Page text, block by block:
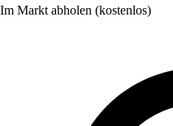
Im Markt abholen (kostenlos)